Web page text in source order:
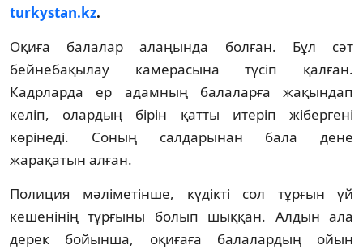
turkystan.kz.
Оқиға балалар алаңында болған. Бұл сәт
бейнебақылау камерасына түсіп қалған.
Кадрларда ер адамның балаларға жақындап
келіп, олардың бірін қатты итеріп жібергені
көрінеді. Соның салдарынан бала дене
жарақатын алған.
Полиция мәліметінше, күдікті сол тұрғын үй
кешенінің тұрғыны болып шыққан. Алдын ала
дерек бойынша, оқиғаға балалардың ойын